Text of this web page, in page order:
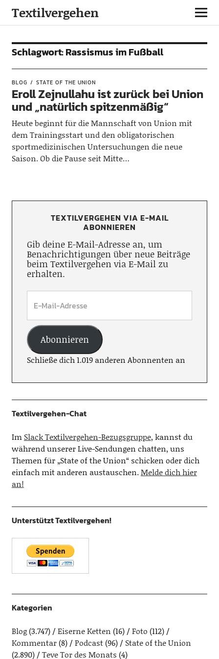
Textilvergehen
Schlagwort:Rassismus im Fußball
BLOG STATE OF THE UNION
Eroll Zejnullahu ist zurück bei Union
und „natürlich spitzenmäßig“
Heute beginnt für die Mannschaft von Union mit
dem Trainingsstart und den obligatorischen
sportmedizinischen Untersuchungen die neue
Saison. Ob die Pause seit Mitte…
TEXTILVERGEHEN VIA E-MAIL
ABONNIEREN
Gib deine E-Mail-Adresse an, um
Benachrichtigungen über neue Beiträge
beim Textilvergehen via E-Mail zu
erhalten.
Abonnieren
Schließe dich 1.019 anderen Abonnenten an
Textilvergehen-Chat
Im Slack Textilvergehen-Bezugsgruppe, kannst du
während unserer Live-Sendungen chatten, uns
Themen für „State of the Union“ schicken oder dich
einfach mit anderen austauschen.Melde dich hier
an!
Unterstützt Textilvergehen!
Kategorien
Blog(3.747) Eiserne Ketten (16) Foto (112)
Kommentar(8) Podcast(96)
State of the Union
(2.890)
Teve Tor des Monats (4)